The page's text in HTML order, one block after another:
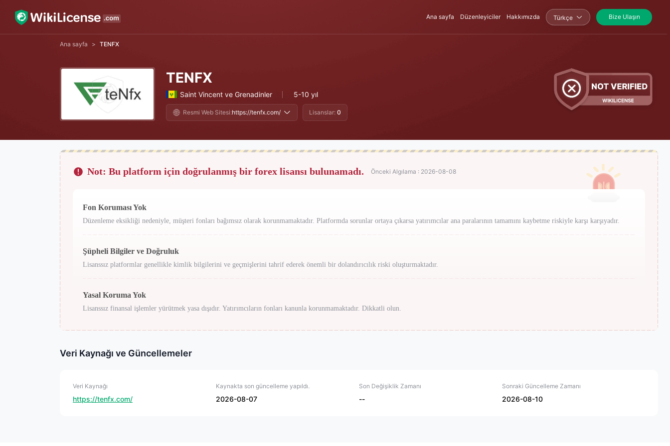
Ana sayfa Düzenleyiciler Hakkımızda Türkçe Bize Ulaşın
Ana sayfa > TENFX
TENFX
Saint Vincent ve Grenadinler 5-10 yıl
Resmi Web Sitesi:https://tenfx.com/ Lisanslar: 0
Not: Bu platform için doğrulanmış bir forex lisansı bulunamadı. Önceki Algılama : 2026-08-08
Fon Koruması Yok
Düzenleme eksikliği nedeniyle, müşteri fonları bağımsız olarak korunmamaktadır. Platformda sorunlar ortaya çıkarsa yatırımcılar ana paralarının tamamını kaybetme riskiyle karşı karşıyadır.
Şüpheli Bilgiler ve Doğruluk
Lisanssız platformlar genellikle kimlik bilgilerini ve geçmişlerini tahrif ederek önemli bir dolandırıcılık riski oluşturmaktadır.
Yasal Koruma Yok
Lisanssız finansal işlemler yürütmek yasa dışıdır. Yatırımcıların fonları kanunla korunmamaktadır. Dikkatli olun.
Veri Kaynağı ve Güncellemeler
Veri Kaynağı
https://tenfx.com/
Kaynakta son güncelleme yapıldı.
2026-08-07
Son Değişiklik Zamanı
--
Sonraki Güncelleme Zamanı
2026-08-10